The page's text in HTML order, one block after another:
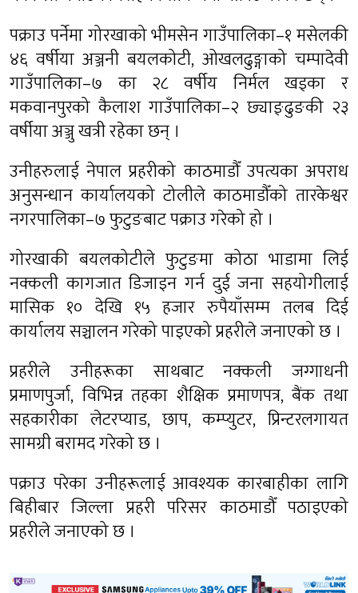
पक्राउ पर्नेमा गोरखाको भीमसेन गाउँपालिका–१ मसेलकी
४६ वर्षीया अञ्जनी बयलकोटी, ओखलढुङ्गाको चम्पादेवी
गाउँपालिका–७ का २८ वर्षीय निर्मल खड्का र
मकवानपुरको कैलाश गाउँपालिका–२ छ्याङ्ढुङकी २३
वर्षीया अञ्जु खत्री रहेका छन् ।
उनीहरुलाई नेपाल प्रहरीको काठमाडौँ उपत्यका अपराध
अनुसन्धान कार्यालयको टोलीले काठमाडौँको तारकेश्वर
नगरपालिका–७ फुटुङबाट पक्राउ गरेको हो ।
गोरखाकी बयलकोटीले फुटुङमा कोठा भाडामा लिई
नक्कली कागजात डिजाइन गर्न दुई जना सहयोगीलाई
मासिक १० देखि १५ हजार रुपैयाँसम्म तलब दिई
कार्यालय सञ्चालन गरेको पाइएको प्रहरीले जनाएको छ ।
प्रहरीले उनीहरूका साथबाट नक्कली जग्गाधनी
प्रमाणपुर्जा, विभिन्न तहका शैक्षिक प्रमाणपत्र, बैंक तथा
सहकारीका लेटरप्याड, छाप, कम्प्युटर, प्रिन्टरलगायत
सामग्री बरामद गरेको छ ।
पक्राउ परेका उनीहरूलाई आवश्यक कारबाहीका लागि
बिहीबार जिल्ला प्रहरी परिसर काठमाडौँ पठाइएको
प्रहरीले जनाएको छ ।